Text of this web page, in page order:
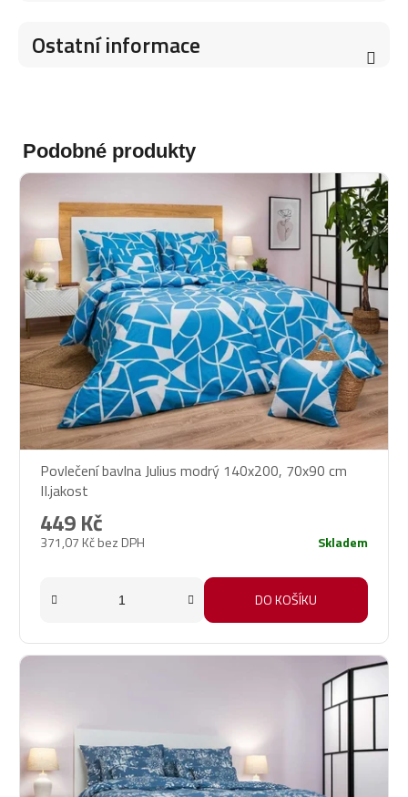
Ostatní informace
Podobné produkty
Povlečení bavlna Julius modrý 140x200, 70x90 cm
II.jakost
371,07 Kč bez DPH
449 Kč
Skladem
DO KOŠÍKU